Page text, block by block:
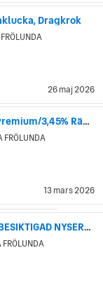
Dragkrok
26 maj 2026
Mercedes-Benz E220d 4MATIC All-Terrain Premium/3,45% Ränta
13 mars 2026
FRÖLUNDA
Mercedes-Benz CL 500 5G-Tronic Euro 3 NYBESIKTIGAD NYSERVAD P-SENSORER
FRÖLUNDA